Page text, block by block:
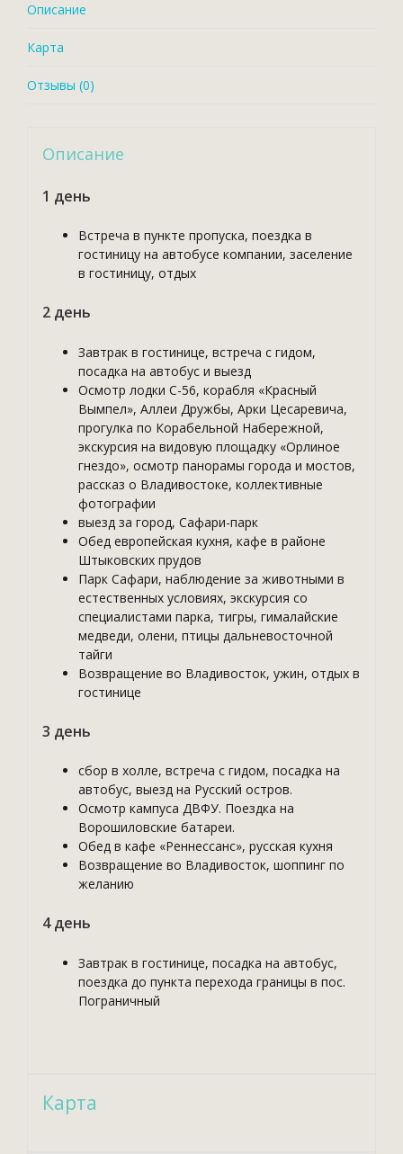
Описание
Карта
Отзывы (0)
Описание
1 день
Встреча в пункте пропуска, поездка в
гостиницу на автобусе компании, заселение
в гостиницу, отдых
2 день
Завтрак в гостинице, встреча с гидом,
посадка на автобус и выезд
Осмотр лодки С-56, корабля «Красный
Вымпел», Аллеи Дружбы, Арки Цесаревича,
прогулка по Корабельной Набережной,
экскурсия на видовую площадку «Орлиное
гнездо», осмотр панорамы города и мостов,
рассказ о Владивостоке, коллективные
фотографии
выезд за город, Сафари-парк
Обед европейская кухня, кафе в районе
Штыковских прудов
Парк Сафари, наблюдение за животными в
естественных условиях, экскурсия со
специалистами парка, тигры, гималайские
медведи, олени, птицы дальневосточной
тайги
Возвращение во Владивосток, ужин, отдых в
гостинице
3 день
сбор в холле, встреча с гидом, посадка на
автобус, выезд на Русский остров.
Осмотр кампуса ДВФУ. Поездка на
Ворошиловские батареи.
Обед в кафе «Реннессанс», русская кухня
Возвращение во Владивосток, шоппинг по
желанию
4 день
Завтрак в гостинице, посадка на автобус,
поездка до пункта перехода границы в пос.
Пограничный
Карта